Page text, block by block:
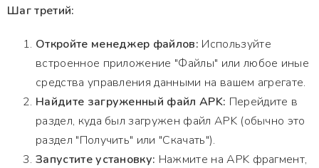
Шаг третий:
Откройте менеджер файлов: Используйте
встроенное приложение "Файлы" или любое иные
средства управления данными на вашем агрегате.
Найдите загруженный файл APK: Перейдите в
раздел, куда был загружен файл APK (обычно это
раздел "Получить" или "Скачать").
Запустите установку: Нажмите на APK фрагмент,